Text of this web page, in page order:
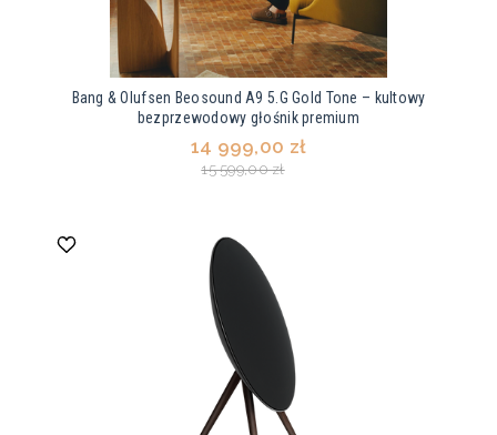
Bang & Olufsen Beosound A9 5.G Gold Tone – kultowy
bezprzewodowy głośnik premium
14 999,00 zł
15 599,00 zł